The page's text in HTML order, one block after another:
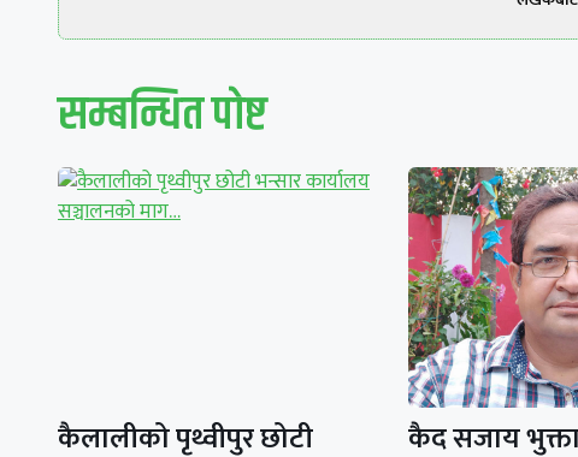
सम्बन्धित पाेष्ट
कैलालीको पृथ्वीपुर छोटी
कैद सजाय